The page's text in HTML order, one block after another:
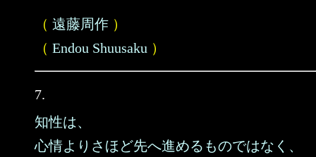
（ 遠藤周作 ）
（ Endou Shuusaku ）
7.
知性は、
心情よりさほど先へ進めるものではなく、